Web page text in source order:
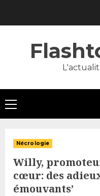
Primary
Menu
Nécrologie
Willy,
cœur: des
émouvants’